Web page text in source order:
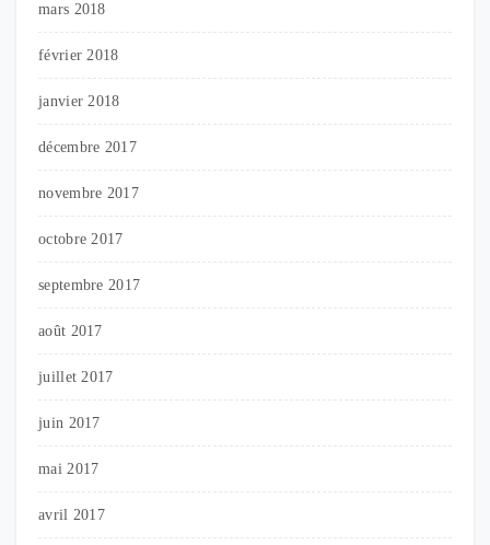
mars 2018
février 2018
janvier 2018
décembre 2017
novembre 2017
octobre 2017
septembre 2017
août 2017
juillet 2017
juin 2017
mai 2017
avril 2017